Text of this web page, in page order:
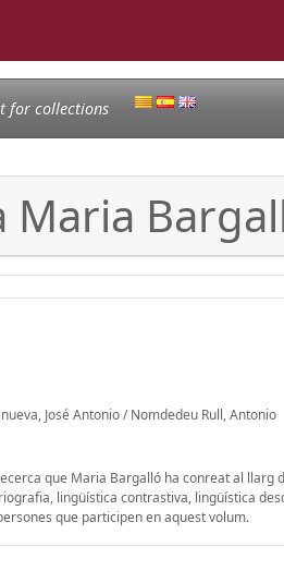
for collections
José Antonio / Nomdedeu Rull, Antonio
que Maria Bargalló ha conreat al llarg
lingüística contrastiva, lingüística
que participen en aquest volum.